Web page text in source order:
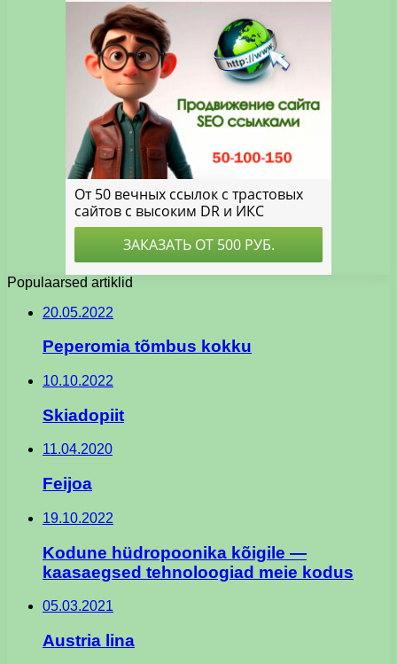
Populaarsed artiklid
20.05.2022
Peperomia tõmbus kokku
10.10.2022
Skiadopiit
11.04.2020
Feijoa
19.10.2022
Kodune hüdropoonika kõigile —
kaasaegsed tehnoloogiad meie kodus
05.03.2021
Austria lina